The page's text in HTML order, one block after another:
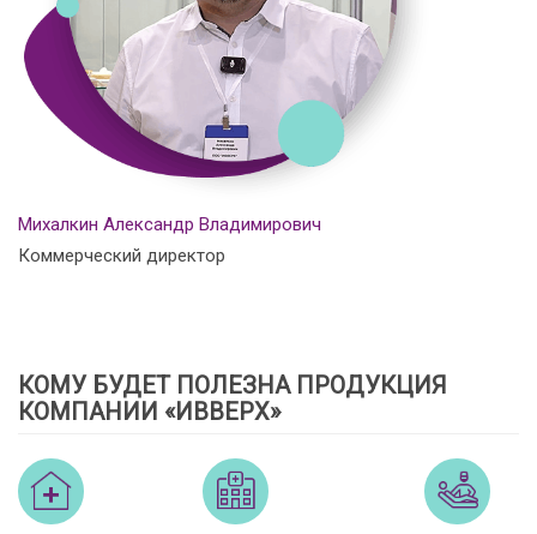
Михалкин Александр Владимирович
Коммерческий директор
КОМУ БУДЕТ ПОЛЕЗНА ПРОДУКЦИЯ
КОМПАНИИ «ИВВЕРХ»